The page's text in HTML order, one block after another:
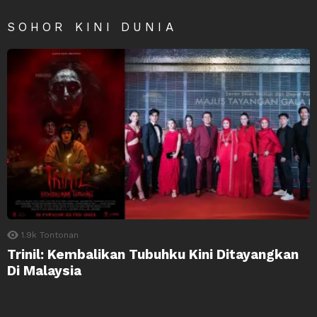
SOHOR KINI DUNIA
1.9k Tontonan
Trinil: Kembalikan Tubuhku Kini Ditayangkan
Di Malaysia